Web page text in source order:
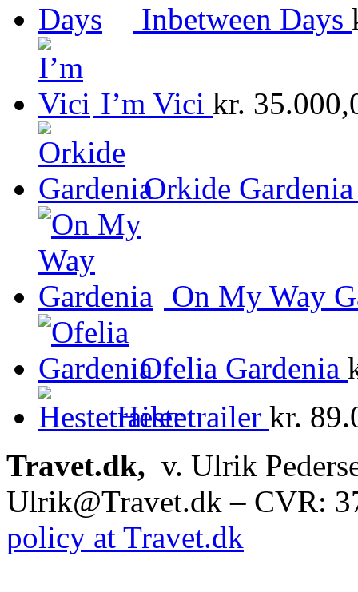
Inbetween Days
I’m Vici kr.
Orkide Gardenia
On My Way
Ofelia Gardenia
Hestetrailer kr.
Travet.dk, v. Ulrik
Ulrik@Travet.dk – CVR:
policy at Travet.dk